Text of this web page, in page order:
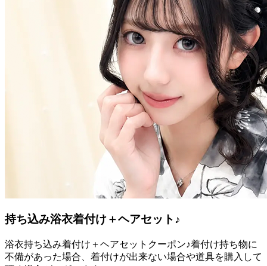
持ち込み浴衣着付け＋ヘアセット♪
浴衣持ち込み着付け＋ヘアセットクーポン♪着付け持ち物に
不備があった場合、着付けが出来ない場合や道具を購入して